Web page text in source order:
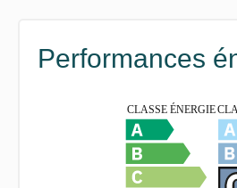
Performances